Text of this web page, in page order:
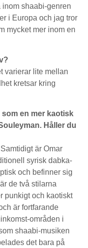
shaabi-genren
i Europa och jag tror
mycket mer inom en
varierar lite mellan
kretsar kring
en mer kaotisk
Håller du
är Omar
syrisk dabka-
och befinner sig
de två stilarna
punkigt och kaotiskt
är fortfarande
områden i
shaabi-musiken
det bara på